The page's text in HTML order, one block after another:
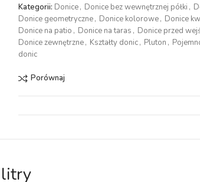
Kategorii: Donice, Donice bez wewnętrznej półki ,
Donice geometryczne, Donice kolorowe, Donice
Donice na patio , Donice na taras , Donice przed
Donice zewnętrzne, Kształty donic, Pluton ,
donic
Porównaj
litry